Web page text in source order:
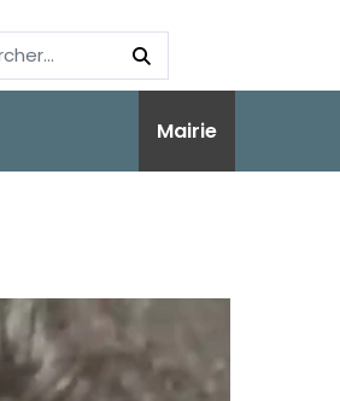
Mairie